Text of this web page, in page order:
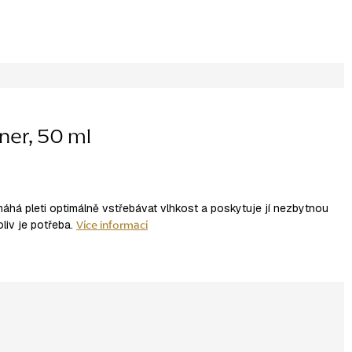
50 ml
pleti optimálně vstřebávat vlhkost a poskytuje jí nezbytnou
je potřeba. Více informací